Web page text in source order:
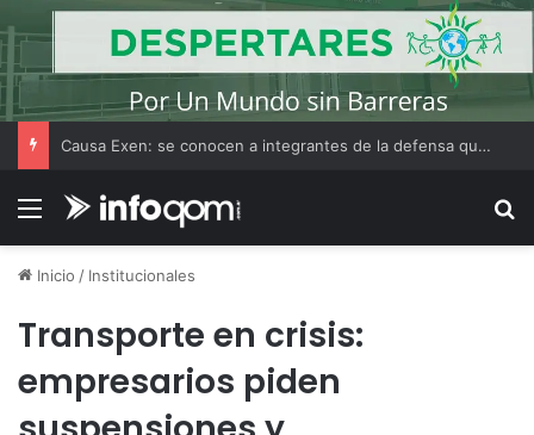
Causa Exen: se conocen a integrantes de la defensa que cuestionan la trastienda de los prófugos
Menú
Inicio / Institucionales
Transporte en crisis:
empresarios piden